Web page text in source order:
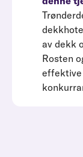
av dekk
Rosten